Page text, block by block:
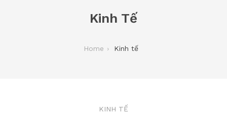
Kinh Tế
Home Kinh tế
KINH TẾ